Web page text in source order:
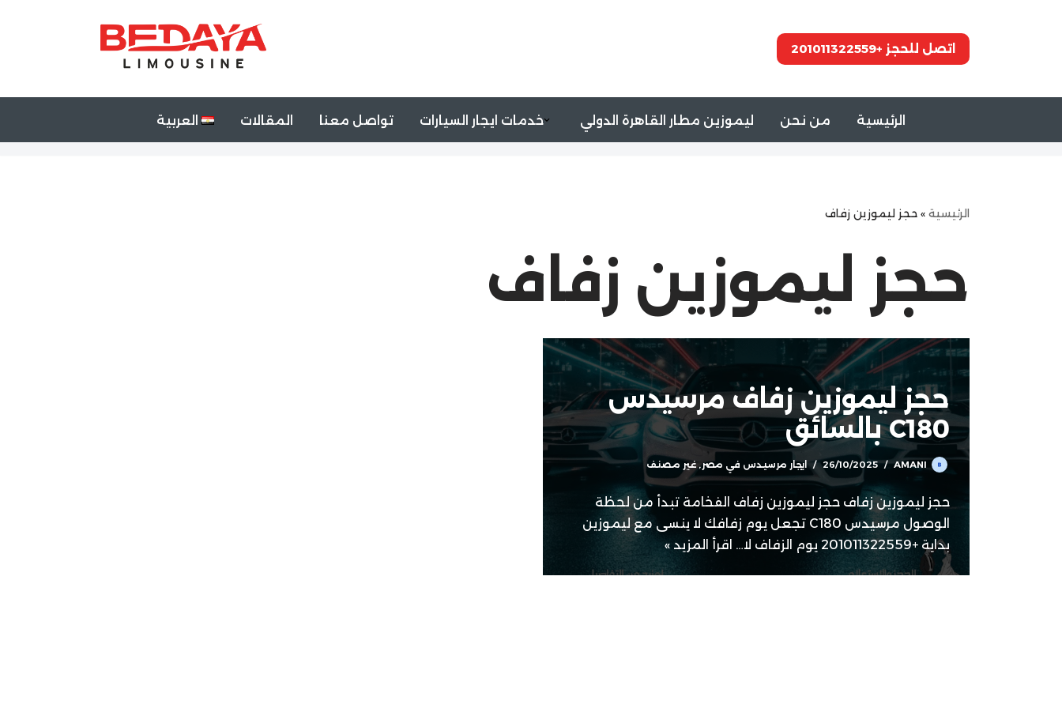
اتصل للحجز +201011322559
الرئيسية من نحن ليموزين مطار القاهرة الدولي خدمات ايجار السيارات تواصل معنا المقالات العربية
الرئيسية » حجز ليموزين زفاف
حجز ليموزين زفاف
حجز ليموزين زفاف مرسيدس
C180 بالسائق
AMANI
26/10/2025 ايجار مرسيدس في مصر,غير مصنف
حجز ليموزين زفاف حجز ليموزين زفاف الفخامة تبدأ من لحظة
الوصول مرسيدس C180 تجعل يوم زفافك لا ينسى مع ليموزين
بداية +201011322559 يوم الزفاف لا…
اقرأ المزيد »